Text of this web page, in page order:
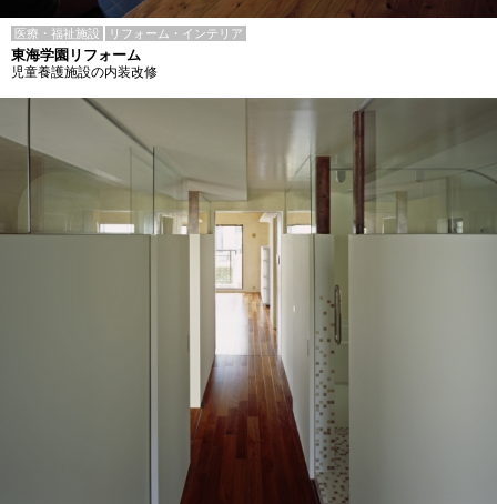
医療・福祉施設 リフォーム・インテリア
東海学園リフォーム
児童養護施設の内装改修